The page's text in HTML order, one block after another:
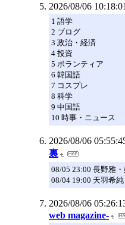
2026/08/06 10:18:01
1 語学
2 ブログ
3 政治・経済
4 投資
5 ボランティア
6 韓国語
7 コスプレ
8 科学
9 中国語
10 時事・ニュース
2026/08/06
裏
08/05 23:00 長野雅
08/04 19:00 天羽希
2026/08/06
web magazine-